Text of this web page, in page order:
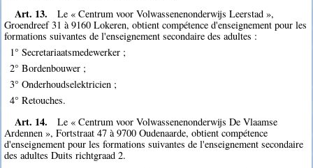
Art. 13.
Le « Centrum voor Volwassenenonderwijs Leerstad »,
Groendreef 31 à 9160 Lokeren, obtient compétence d'enseignement pour les
formations suivantes de l'enseignement secondaire des adultes :
1° Secretariaatsmedewerker ;
2° Bordenbouwer ;
3° Onderhoudselektricien ;
4° Retouches.
Art. 14.
Le « Centrum voor Volwassenenonderwijs De Vlaamse
Ardennen », Fortstraat 47 à 9700 Oudenaarde, obtient compétence
d'enseignement pour les formations suivantes de l'enseignement secondaire
des adultes Duits richtgraad 2.